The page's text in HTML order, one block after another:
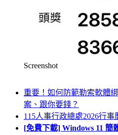
Screenshot
重要！如何防範勒索軟體
案、跟你要錢？
115人事行政總處2026行事
[免費下載] Windows 11 簡